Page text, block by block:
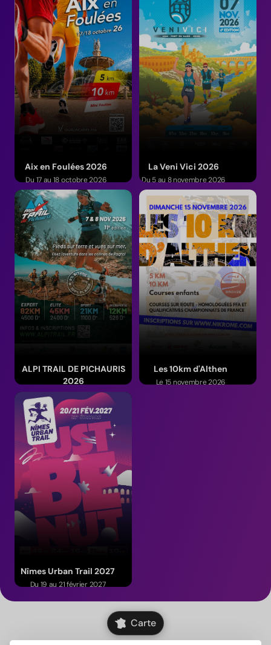
Aix en Foulées 2026
Du 17 au 18 octobre 2026
(Provence-Alpes-Côte d'Azur)
La Veni Vici 2026
Du 5 au 8 novembre 2026
(Occitanie)
ALPI TRAIL DE PICHAURIS
2026
Du 7 au 8 novembre 2026
(Provence-Alpes-Côte d'Azur)
Les 10km d'Althen
Le 15 novembre 2026
Nîmes Urban Trail 2027
Du 19 au 21 février 2027
Carte